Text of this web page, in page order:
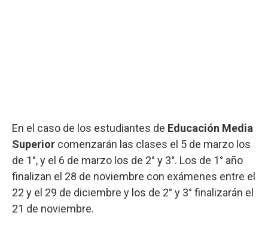
En el caso de los estudiantes de Educación Media
Superior comenzarán las clases el 5 de marzo los
de 1°, y el 6 de marzo los de 2° y 3°. Los de 1° año
finalizan el 28 de noviembre con exámenes entre el
22 y el 29 de diciembre y los de 2° y 3° finalizarán el
21 de noviembre.